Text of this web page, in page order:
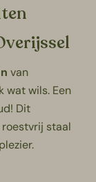
van
wat wils. Een
Dit
staal